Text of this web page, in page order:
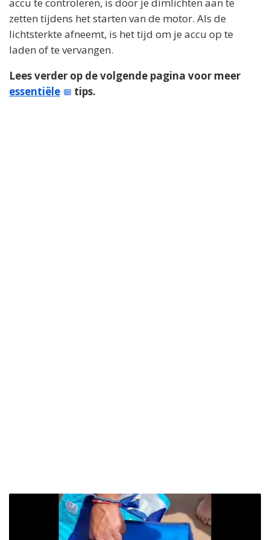
zetten tijdens het starten van de motor. Als de
lichtsterkte afneemt, is het tijd om je accu op te
laden of te vervangen.
Lees verder op de volgende pagina voor meer
essentiële
tips.